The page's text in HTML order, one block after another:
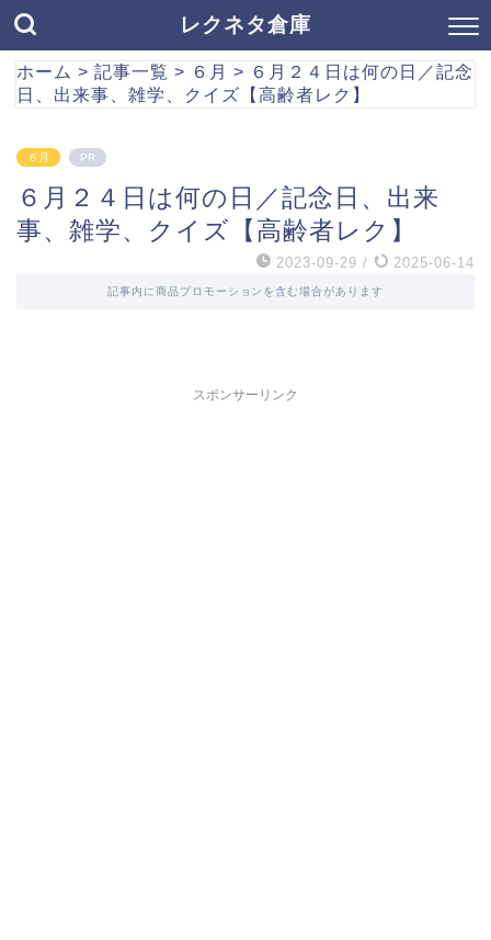
レクネタ倉庫
ホーム > 記事一覧 > ６月 > ６月２４日は何の日／記念
日、出来事、雑学、クイズ【高齢者レク】
６月 PR
６月２４日は何の日／記念日、出来
事、雑学、クイズ【高齢者レク】
2023-09-29 / 2025-06-14
記事内に商品プロモーションを含む場合があります
スポンサーリンク